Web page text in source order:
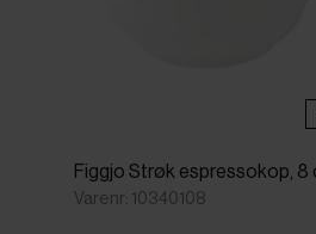
Figgjo Strøk espressokop, 8
Varenr: 10340108